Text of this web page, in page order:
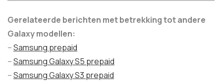
Gerelateerde berichten met betrekking tot andere
Galaxy modellen:
–Samsung prepaid
–Samsung Galaxy S5 prepaid
–Samsung Galaxy S3 prepaid